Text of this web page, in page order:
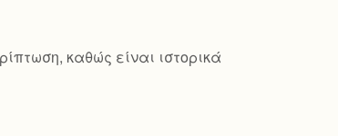
καθώς είναι ιστορικά